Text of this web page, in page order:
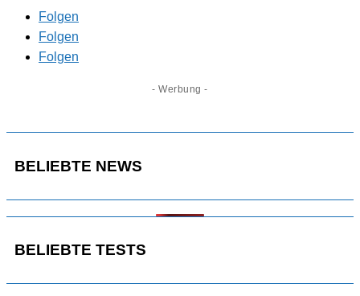
Folgen
Folgen
Folgen
- Werbung -
BELIEBTE NEWS
BELIEBTE TESTS